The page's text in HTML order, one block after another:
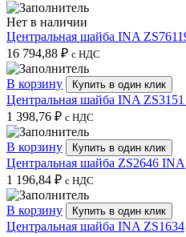
Нет в наличии
Центральная шайба INA
16 794,88 ₽ с НДС
В корзину Купить в один клик
Центральная шайба INA
1 398,76 ₽ с НДС
В корзину Купить в один клик
Центральная шайба ZS2646 INA
1 196,84 ₽ с НДС
В корзину Купить в один клик
Центральная шайба INA ZS1634